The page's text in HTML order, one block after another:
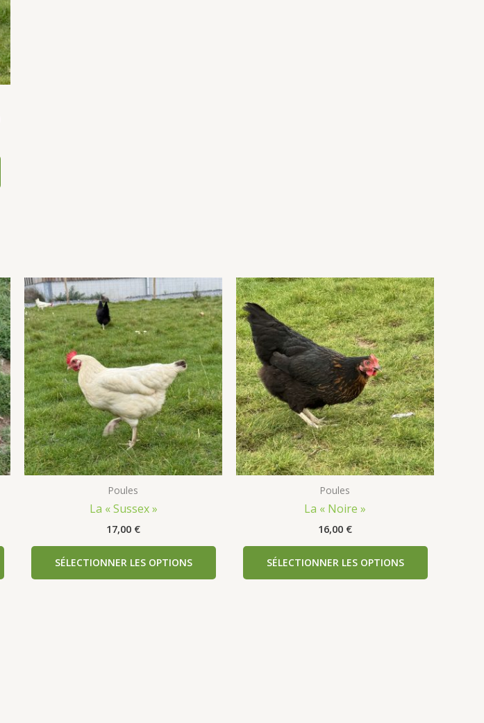
Poules
La « Sussex »
17,00 €
SÉLECTIONNER LES OPTIONS
Poules
La « Noire »
16,00 €
SÉLECTIONNER LES OPTIONS